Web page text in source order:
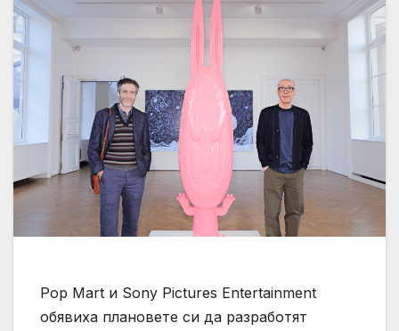
Pop Mart и Sony Pictures Entertainment
обявиха плановете си да разработят